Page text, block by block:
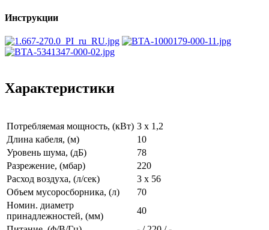
Инструкции
Характеристики
Потребляемая мощность, (кВт) 3 x 1,2
Длина кабеля, (м)
10
Уровень шума, (дБ)
78
Разрежение, (мбар)
220
Расход воздуха, (л/сек)
3 x 56
Объем мусоросборника, (л)
70
Номин. диаметр
принадлежностей, (мм)
40